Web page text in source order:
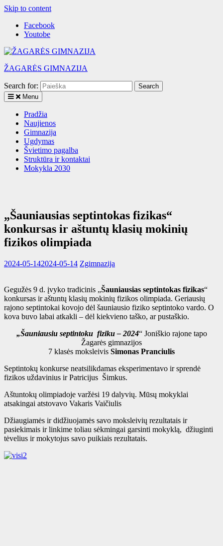
Skip to content
Facebook
Youtobe
ŽAGARĖS GIMNAZIJA
Search for:
Menu
Pradžia
Naujienos
Gimnazija
Ugdymas
Švietimo pagalba
Struktūra ir kontaktai
Mokykla 2030
„Šauniausias septintokas fizikas“
konkursas ir aštuntų klasių mokinių
fizikos olimpiada
2024-05-142024-05-14 Zgimnazija
Gegužės 9 d. įvyko tradicinis „Šauniausias septintokas fizikas“
konkursas ir aštuntų klasių mokinių fizikos olimpiada. Geriausių
rajono septintokai kovojo dėl šauniausio fiziko septintoko vardo. O
kova buvo labai atkakli – dėl kiekvieno taško, ar pustaškio.
„Šauniausiu septintoku fiziku – 2024“ Joniškio rajone tapo
Žagarės gimnazijos
7 klasės moksleivis Simonas Pranciulis
Septintokų konkurse neatsilikdamas eksperimentavo ir sprendė
fizikos uždavinius ir Patricijus Šimkus.
Aštuntokų olimpiadoje varžėsi 19 dalyvių. Mūsų mokyklai
atsakingai atstovavo Vakaris Vaičiulis
Džiaugiamės ir didžiuojamės savo moksleivių rezultatais ir
pasiekimais ir linkime toliau sėkmingai garsinti mokyklą, džiuginti
tėvelius ir mokytojus savo puikiais rezultatais.